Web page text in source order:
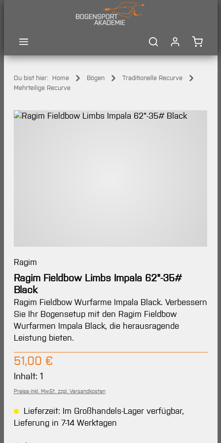
Du bist hier: Home Bögen
Traditionelle Recurve
Mehrteilige Recurve
Bildergalerie überspringen
Ragim
Ragim Fieldbow Limbs Impala 62"-35#
Black
Ragim Fieldbow Wurfarme Impala Black. Verbessern
Sie Ihr Bogensetup mit den Ragim Fieldbow
Wurfarmen Impala Black, die herausragende
Leistung bieten.
Regulärer Preis:
51,00 €
Inhalt: 1
Preise inkl. MwSt. zzgl. Versandkosten
Lieferzeit: Im Großhandels-Lager verfügbar,
Lieferung in 7-14 Werktagen